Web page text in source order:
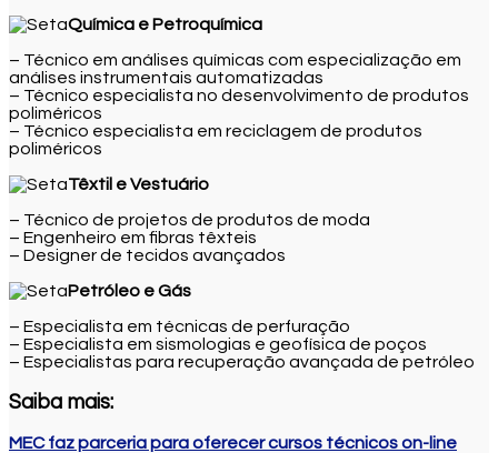
Química e Petroquímica
– Técnico em análises químicas com especialização em
análises instrumentais automatizadas
– Técnico especialista no desenvolvimento de produtos
poliméricos
– Técnico especialista em reciclagem de produtos
poliméricos
Têxtil e Vestuário
– Técnico de projetos de produtos de moda
– Engenheiro em fibras têxteis
– Designer de tecidos avançados
Petróleo e Gás
– Especialista em técnicas de perfuração
– Especialista em sismologias e geofísica de poços
– Especialistas para recuperação avançada de petróleo
Saiba mais:
MEC faz parceria para oferecer cursos técnicos on-line